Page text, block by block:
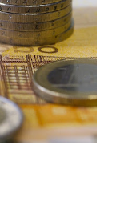
și valida că nu
Însă tu, fără
cu ghidul tău
stima de